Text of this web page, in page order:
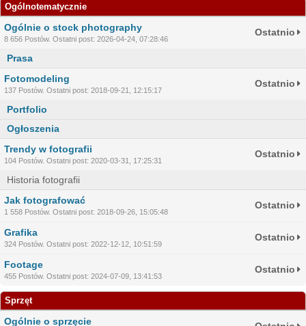
Ogólnotematycznie
Ogólnie o stock photography
8 656 Postów. Ostatni post: 2026-04-24, 07:28:46
Ostatnio
Prasa
Fotomodeling
137 Postów. Ostatni post: 2018-09-21, 12:15:17
Ostatnio
Portfolio
Ogłoszenia
Trendy w fotografii
104 Postów. Ostatni post: 2020-03-31, 17:25:31
Ostatnio
Historia fotografii
Jak fotografować
1 558 Postów. Ostatni post: 2018-09-26, 15:05:48
Ostatnio
Grafika
324 Postów. Ostatni post: 2022-12-12, 10:51:59
Ostatnio
Footage
455 Postów. Ostatni post: 2024-07-09, 13:41:53
Ostatnio
Sprzęt
Ogólnie o sprzęcie